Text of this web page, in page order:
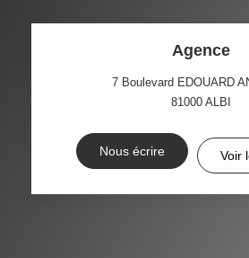
Agence
7 Boulevard EDOUARD
81000 ALBI
Nous écrire Voir